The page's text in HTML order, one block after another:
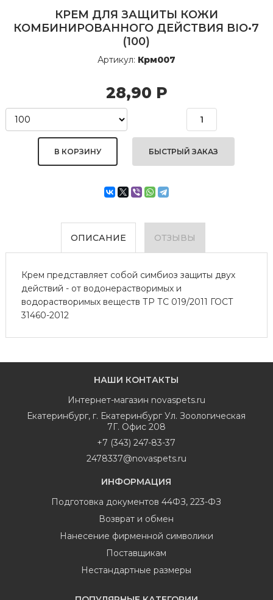
КРЕМ ДЛЯ ЗАЩИТЫ КОЖИ
КОМБИНИРОВАННОГО ДЕЙСТВИЯ BIO•7
(100)
Артикул: Крм007
28,90 Р
БЫСТРЫЙ ЗАКАЗ
ОПИСАНИЕ ОТЗЫВЫ
Крем представляет собой симбиоз защиты двух
действий - от водонерастворимых и
водорастворимых веществ ТР ТС 019/2011 ГОСТ
31460-2012
НАШИ КОНТАКТЫ
Интернет-магазин novaspets.ru
Екатеринбург, г. Екатеринбург Ул. Зоологическая
7Г. Офис 208
+7 (343) 247-83-37
2478337@novaspets.ru
ИНФОРМАЦИЯ
Подготовка документов 44ФЗ, 223-ФЗ
Возврат и обмен
Нанесение фирменной символики
Поставщикам
Нестандартные размеры